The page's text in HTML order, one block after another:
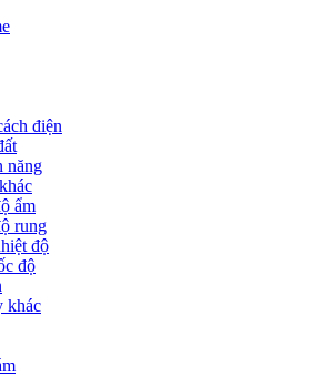
điện
năng
ẩm
rung
độ
độ
khác